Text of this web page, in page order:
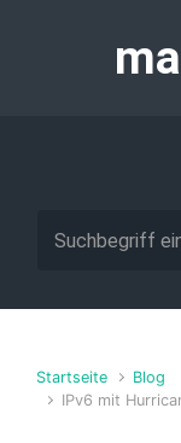
Startseite
Blog
IPv6 mit